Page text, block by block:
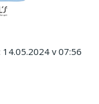
14.05.2024 v 07:56